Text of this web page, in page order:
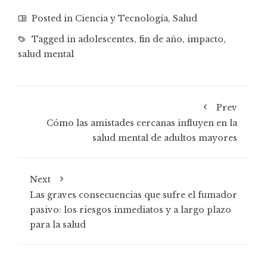
Posted in Ciencia y Tecnología, Salud
Tagged in adolescentes, fin de año, impacto,
salud mental
Prev
Cómo las amistades cercanas influyen en la
salud mental de adultos mayores
Next
Las graves consecuencias que sufre el fumador
pasivo: los riesgos inmediatos y a largo plazo
para la salud